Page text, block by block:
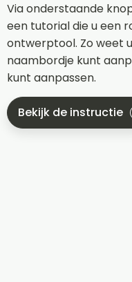
Via onderstaande
een tutorial die u een
ontwerptool. Zo weet
naambordje kunt
kunt aanpassen.
Bekijk de instructie